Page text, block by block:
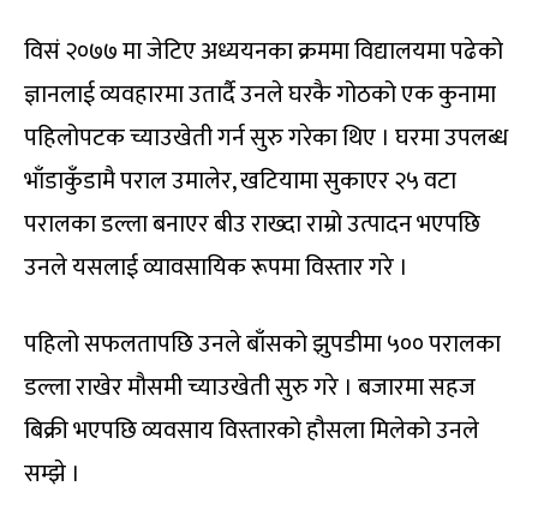
विसं २०७७ मा जेटिए अध्ययनका क्रममा विद्यालयमा पढेको
ज्ञानलाई व्यवहारमा उतार्दै उनले घरकै गोठको एक कुनामा
पहिलोपटक च्याउखेती गर्न सुरु गरेका थिए । घरमा उपलब्ध
भाँडाकुँडामै पराल उमालेर, खटियामा सुकाएर २५ वटा
परालका डल्ला बनाएर बीउ राख्दा राम्रो उत्पादन भएपछि
उनले यसलाई व्यावसायिक रूपमा विस्तार गरे ।
पहिलो सफलतापछि उनले बाँसको झुपडीमा ५०० परालका
डल्ला राखेर मौसमी च्याउखेती सुरु गरे । बजारमा सहज
बिक्री भएपछि व्यवसाय विस्तारको हौसला मिलेको उनले
सम्झे ।